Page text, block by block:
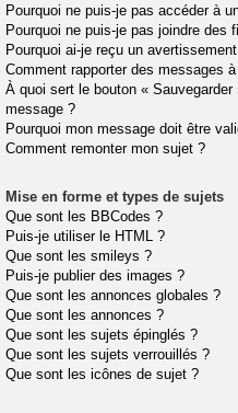
Pourquoi ne puis-je pas accéder à
Pourquoi ne puis-je pas joindre des
Pourquoi ai-je reçu un
Comment rapporter des messages
À quoi sert le bouton «
message ?
Pourquoi mon message doit être
Comment remonter mon sujet ?
Mise en forme et types de sujets
Que sont les BBCodes ?
Puis-je utiliser le HTML ?
Que sont les smileys ?
Puis-je publier des images ?
Que sont les annonces globales ?
Que sont les annonces ?
Que sont les sujets épinglés ?
Que sont les sujets verrouillés ?
Que sont les icônes de sujet ?